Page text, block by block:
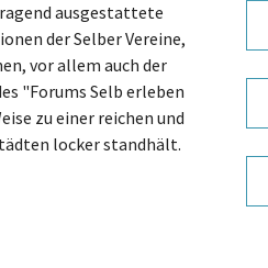
ausgestattete
der Selber Vereine,
vor allem auch der
"Forums Selb erleben
zu einer reichen und
locker standhält.